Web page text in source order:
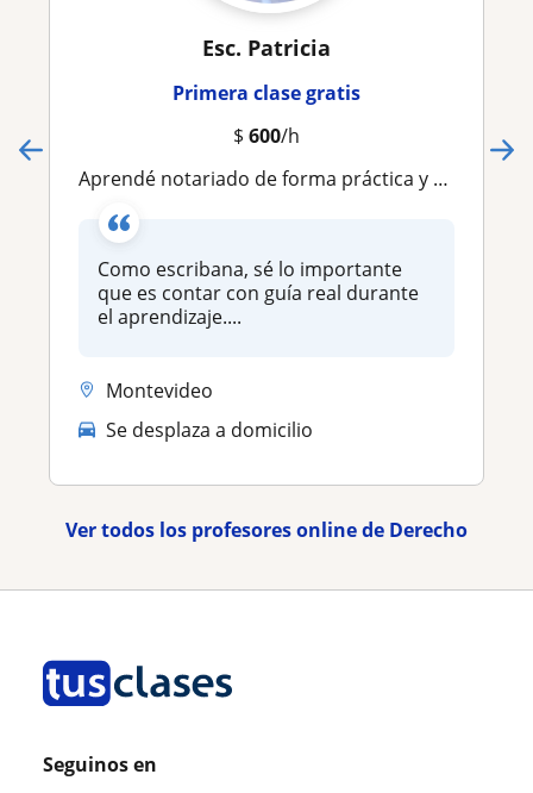
Esc. Patricia
Primera clase gratis
$ 600/h
Aprendé notariado de forma práctica y dinamico
Como escribana, sé lo importante
que es contar con guía real durante
el aprendizaje....
Montevideo
Se desplaza a domicilio
Ver todos los profesores online de Derecho
Seguinos en